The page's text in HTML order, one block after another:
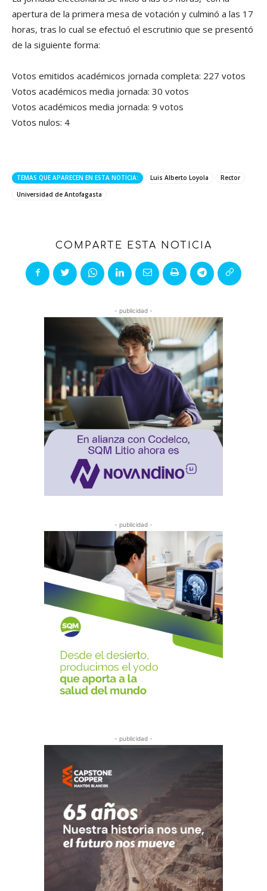
apertura de la primera mesa de votación y culminó a las 17
horas, tras lo cual se efectuó el escrutinio que se presentó
de la siguiente forma:
Votos emitidos académicos jornada completa: 227 votos
Votos académicos media jornada: 30 votos
Votos académicos media jornada: 9 votos
Votos nulos: 4
TEMAS QUE APARECEN EN ESTA NOTICIA: Luis Alberto Loyola
Rector
Universidad de Antofagasta
COMPARTE ESTA NOTICIA
- publicidad -
- publicidad -
- publicidad -